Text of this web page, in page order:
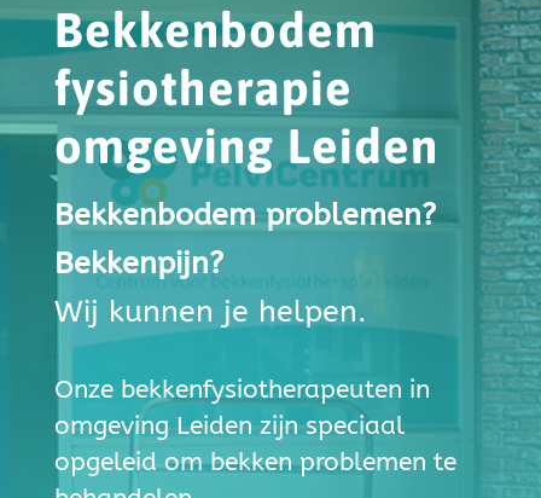
Bekkenbodem
fysiotherapie
omgeving Leiden
Bekkenbodem problemen?
Bekkenpijn?
Wij kunnen je helpen.
Onze bekkenfysiotherapeuten in
omgeving Leiden zijn speciaal
opgeleid om bekken problemen te